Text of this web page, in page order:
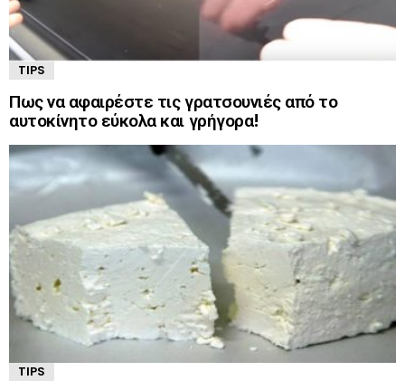
TIPS
Πως να αφαιρέστε τις γρατσουνιές από το
αυτοκίνητο εύκολα και γρήγορα!
TIPS